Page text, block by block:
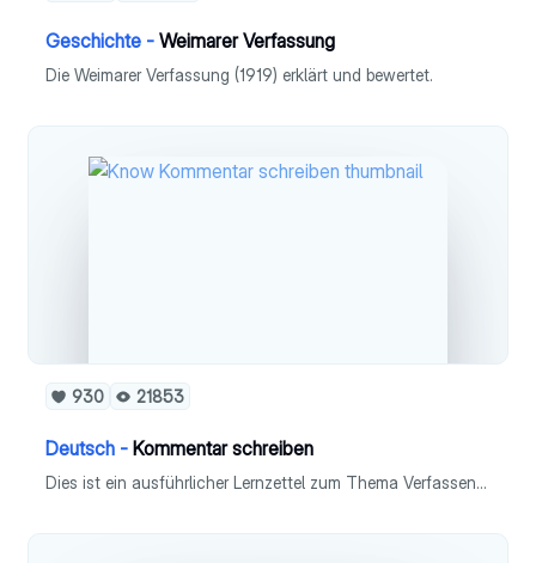
Geschichte - Weimarer Verfassung
Die Weimarer Verfassung (1919) erklärt und bewertet.
930 21853
Deutsch - Kommentar schreiben
Dies ist ein ausführlicher Lernzettel zum Thema Verfassen eines Kommentars in Fach Deutsch (Leistungskurs).